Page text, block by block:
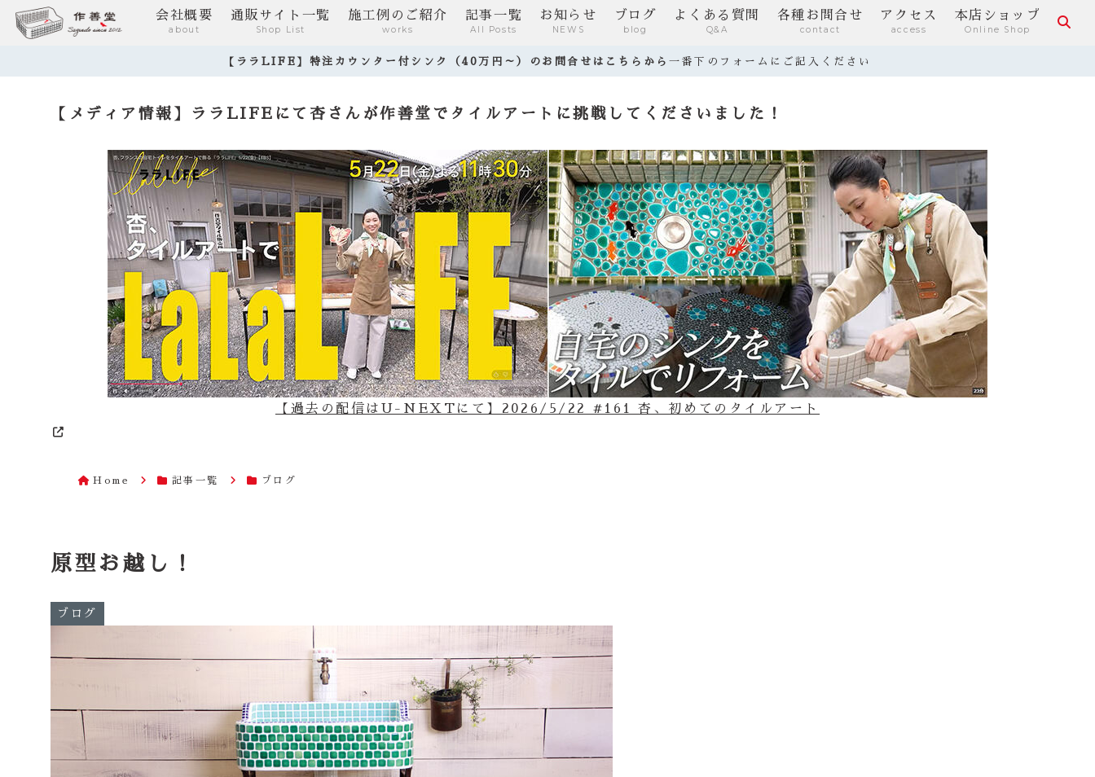
会社概要
about
通販サイト一覧
Shop List
施工例のご紹介
works
記事一覧
All Posts
お知らせ
NEWS
ブログ
blog
よくある質問
Q&A
各種お問合せ
contact
アクセス
access
本店ショップ
Online Shop
【ララLIFE】特注カウンター付シンク（40万円～）のお問合せはこちらから 一番下のフォームにご記入ください
【メディア情報】ララLIFEにて杏さんが作善堂でタイルアートに挑戦してくださいました！
【過去の配信はU-NEXTにて】2026/5/22 #161 杏、初めてのタイルアート
Home 記事一覧 ブログ
原型お越し！
ブログ